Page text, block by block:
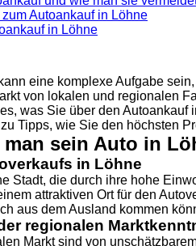
Autoankauf in Löhne
in Löhne
eine komplexe Aufgabe
von lokalen und regionalen
was Sie über den
Tipps, wie Sie den höchsten
sein Auto in
in Löhne
Stadt, die durch ihre hohe
attraktiven Ort für den
aus dem Ausland kommen
regionalen
Markt sind von